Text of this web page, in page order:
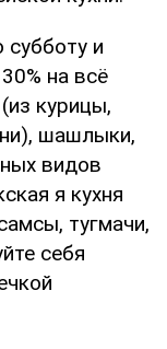
и
на всё
курицы,
шашлыки,
видов
я кухня
тугмачи,
себя